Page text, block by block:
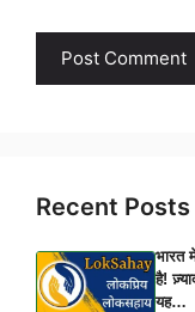
Recent Posts
भारत
है!
यह…